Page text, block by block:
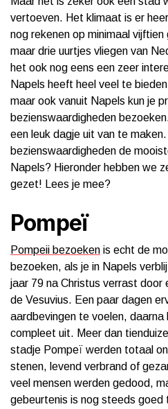
vertoeven. Het klimaat is er
nog rekenen op minimaal
maar drie uurtjes vliegen van
het ook nog eens een zeer
Napels heeft heel veel te
maar ook vanuit Napels kun je
bezienswaardigheden
een leuk dagje uit van te
bezienswaardigheden de
Napels? Hieronder hebben we
gezet! Lees je mee?
Pompeï
Pompeii bezoeken is echt de
bezoeken, als je in Napels
jaar 79 na Christus verrast door
de Vesuvius. Een paar dagen
aardbevingen te voelen, daarna
compleet uit. Meer dan
stadje Pompeï werden totaal
stenen, levend verbrand of
veel mensen werden gedood,
gebeurtenis is nog steeds goed